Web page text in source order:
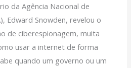
da Agência Nacional de
Edward Snowden, revelou o
de ciberespionagem, muita
usar a internet de forma
quando um governo ou um